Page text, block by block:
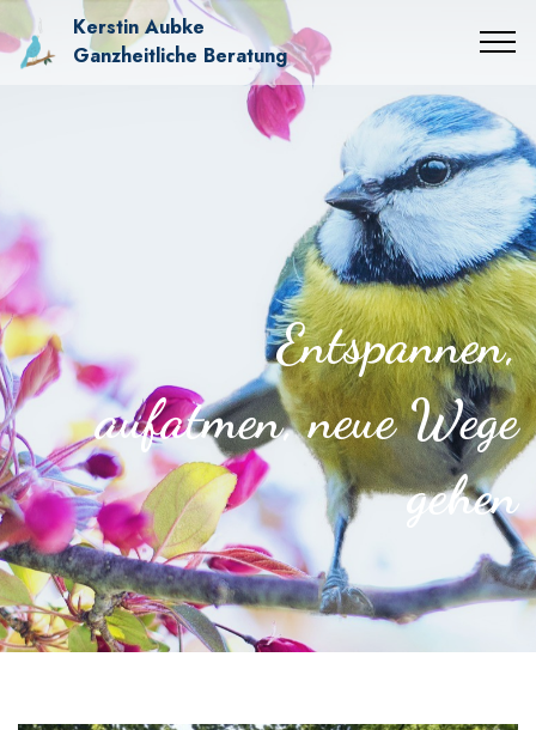
Kerstin Aubke
Ganzheitliche Beratung
Entspannen,
aufatmen, neue Wege
gehen